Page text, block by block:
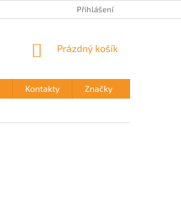
Přihlášení
NÁKUPNÍ
Prázdný košík
Kontakty Značky